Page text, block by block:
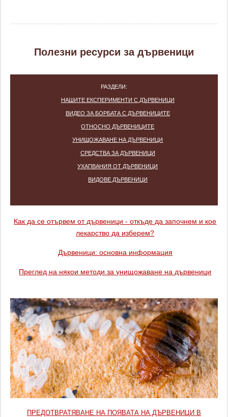
Полезни ресурси за дървеници
РАЗДЕЛИ:
НАШИТЕ ЕКСПЕРИМЕНТИ С ДЪРВЕНИЦИ
ВИДЕО ЗА БОРБАТА С ДЪРВЕНИЦИТЕ
ОТНОСНО ДЪРВЕНИЦИТЕ
УНИЩОЖАВАНЕ НА ДЪРВЕНИЦИ
СРЕДСТВА ЗА ДЪРВЕНИЦИ
УХАПВАНИЯ ОТ ДЪРВЕНИЦИ
ВИДОВЕ ДЪРВЕНИЦИ
Как да се отървем от дървеници - откъде да започнем и кое
лекарство да изберем?
Дървеници: основна информация
Преглед на някои методи за унищожаване на дървеници
ПРЕДОТВРАТЯВАНЕ НА ПОЯВАТА НА ДЪРВЕНИЦИ В